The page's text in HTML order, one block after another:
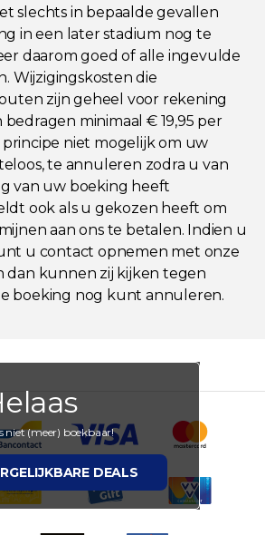
slechts in bepaalde gevallen
in een later stadium nog te
daarom goed of alle ingevulde
Wijzigingskosten die
zijn geheel voor rekening
minimaal € 19,95 per
principe niet mogelijk om uw
te annuleren zodra u van
van uw boeking heeft
ook als u gekozen heeft om
aan ons te betalen. Indien u
u contact opnemen met onze
dan kunnen zij kijken tegen
boeking nog kunt annuleren.
niet (meer) boekbaar!
DEALS